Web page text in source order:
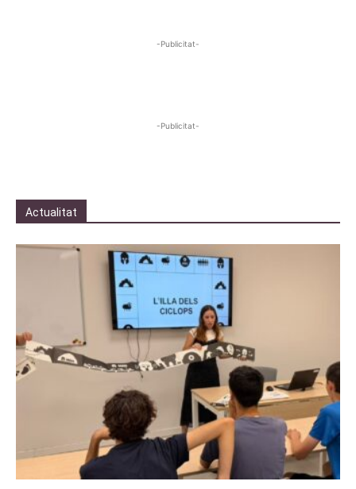
-Publicitat-
-Publicitat-
Actualitat